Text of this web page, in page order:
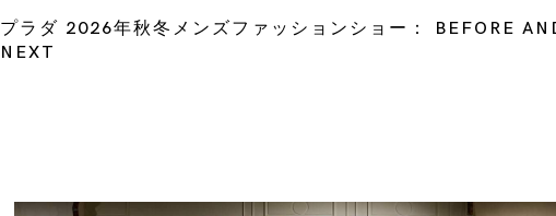
プラダ 2026年秋冬メンズファッションショー： BEFORE
NEXT